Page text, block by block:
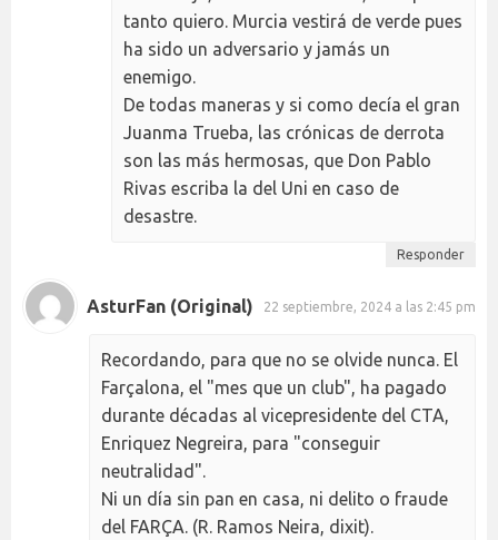
tanto quiero. Murcia vestirá de verde pues
ha sido un adversario y jamás un
enemigo.
De todas maneras y si como decía el gran
Juanma Trueba, las crónicas de derrota
son las más hermosas, que Don Pablo
Rivas escriba la del Uni en caso de
desastre.
Responder
AsturFan (Original) 22 septiembre, 2024 a las 2:45 pm
Recordando, para que no se olvide nunca. El
Farçalona, el "mes que un club", ha pagado
durante décadas al vicepresidente del CTA,
Enriquez Negreira, para "conseguir
neutralidad".
Ni un día sin pan en casa, ni delito o fraude
del FARÇA. (R. Ramos Neira, dixit).